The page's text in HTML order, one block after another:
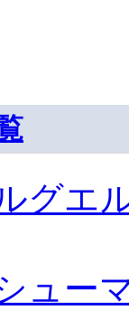
グエ
ュー